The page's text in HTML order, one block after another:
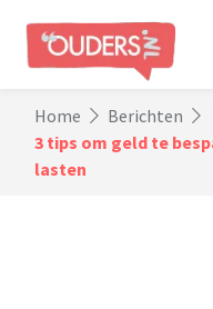
Home
Berichten
3 tips om geld te
lasten